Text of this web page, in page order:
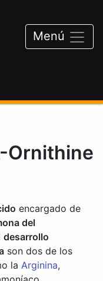
Menú
Ornithine
encargado de
del
desarrollo
son dos de los
la Arginina,